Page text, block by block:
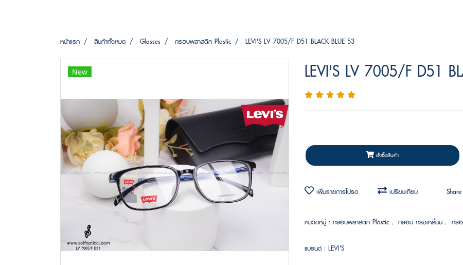
หน้าแรก สินค้าทั้งหมด Glasses กรอบพลาสติก Plastic LEVI'S LV 7005/F D51 BLACK BLUE 53
New LEVI'S LV 7005/F D51
สั่งซื้อสินค้า
เพิ่มรายการโปรด เปรียบเทียบ Share
หมวดหมู่ : กรอบพลาสติก Plastic , กรอบ ทรงเหลี่ยม , กร
แบรนด์ : LEVI'S